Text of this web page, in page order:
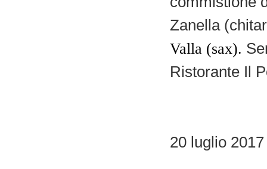
Zanella
Valla (sax).
Ristorante Il
20 luglio